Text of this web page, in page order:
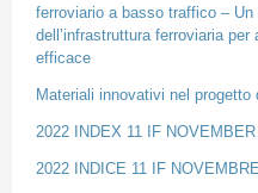
ferroviario a basso traffico – Un
dell’infrastruttura ferroviaria
efficace
Materiali innovativi nel progetto
2022 INDEX 11 IF NOVEMBER
2022 INDICE 11 IF NOVEMBRE